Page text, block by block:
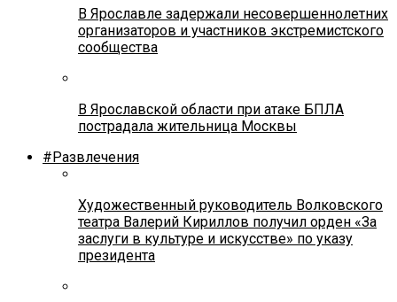
В Ярославле задержали несовершеннолетних
организаторов и участников экстремистского
сообщества
В Ярославской области при атаке БПЛА
пострадала жительница Москвы
#Развлечения
Художественный руководитель Волковского
театра Валерий Кириллов получил орден «За
заслуги в культуре и искусстве» по указу
президента